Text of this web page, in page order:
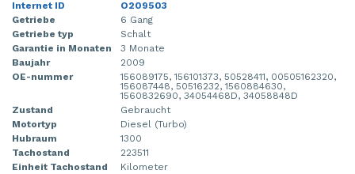
Internet ID
O209503
Getriebe
6 Gang
Getriebe typ
Schalt
Garantie in Monaten
3 Monate
Baujahr
2009
OE-nummer
156089175, 156101373, 50528411, 00505162320,
156087448, 50516232, 1560884630,
1560832690, 34054468D, 34058848D
Zustand
Gebraucht
Motortyp
Diesel (Turbo)
Hubraum
1300
Tachostand
223511
Einheit Tachostand
Kilometer